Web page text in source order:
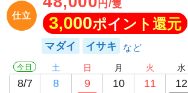
仕立
円/隻
3,000ポイント還元
マダイ イサキ
今日
8/7
土
8
日
9
月
10
火
11
水
12